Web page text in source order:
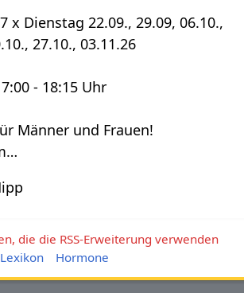
x Dienstag 22.09., 29.09, 06.10.,
27.10., 03.11.26
- 18:15 Uhr
Männer und Frauen!
die die RSS-Erweiterung verwenden
Hormone